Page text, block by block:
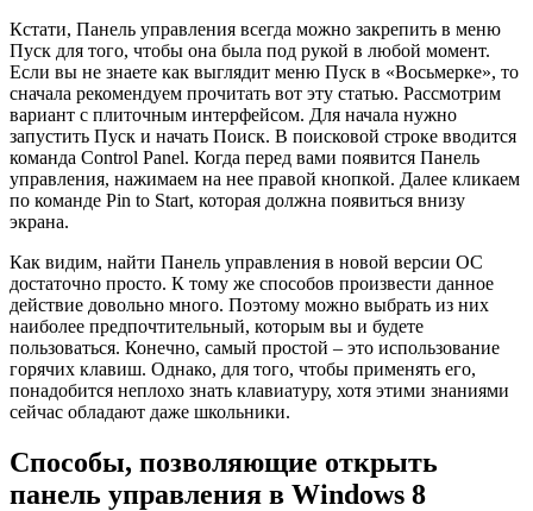
Кстати, Панель управления всегда можно закрепить в меню
Пуск для того, чтобы она была под рукой в любой момент.
Если вы не знаете как выглядит меню Пуск в «Восьмерке», то
сначала рекомендуем прочитать вот эту статью. Рассмотрим
вариант с плиточным интерфейсом. Для начала нужно
запустить Пуск и начать Поиск. В поисковой строке вводится
команда Control Panel. Когда перед вами появится Панель
управления, нажимаем на нее правой кнопкой. Далее кликаем
по команде Pin to Start, которая должна появиться внизу
экрана.
Как видим, найти Панель управления в новой версии ОС
достаточно просто. К тому же способов произвести данное
действие довольно много. Поэтому можно выбрать из них
наиболее предпочтительный, которым вы и будете
пользоваться. Конечно, самый простой – это использование
горячих клавиш. Однако, для того, чтобы применять его,
понадобится неплохо знать клавиатуру, хотя этими знаниями
сейчас обладают даже школьники.
Способы, позволяющие открыть
панель управления в Windows 8